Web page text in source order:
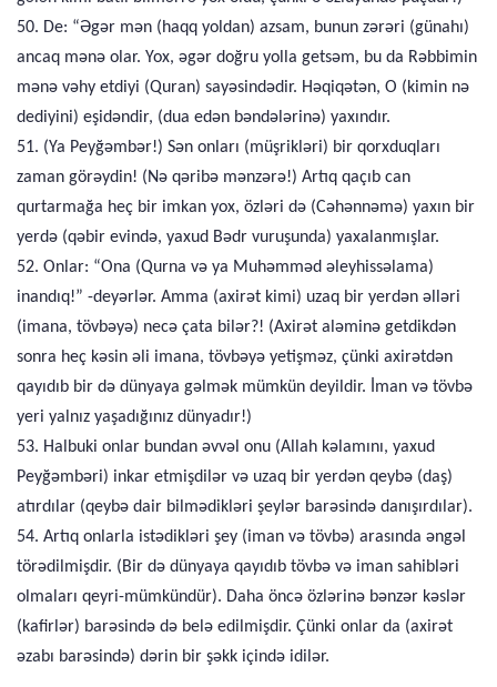
50. De: “Əgər mən (haqq yoldan) azsam, bunun zərəri (günahı)
ancaq mənə olar. Yox, əgər doğru yolla getsəm, bu da Rəbbimin
mənə vəhy etdiyi (Quran) sayəsindədir. Həqiqətən, O (kimin nə
dediyini) eşidəndir, (dua edən bəndələrinə) yaxındır.
51. (Ya Peyğəmbər!) Sən onları (müşrikləri) bir qorxduqları
zaman görəydin! (Nə qəribə mənzərə!) Artıq qaçıb can
qurtarmağa heç bir imkan yox, özləri də (Cəhənnəmə) yaxın bir
yerdə (qəbir evində, yaxud Bədr vuruşunda) yaxalanmışlar.
52. Onlar: “Ona (Qurna və ya Muhəmməd əleyhissəlama)
inandıq!” -deyərlər. Amma (axirət kimi) uzaq bir yerdən əlləri
(imana, tövbəyə) necə çata bilər?! (Axirət aləminə getdikdən
sonra heç kəsin əli imana, tövbəyə yetişməz, çünki axirətdən
qayıdıb bir də dünyaya gəlmək mümkün deyildir. İman və tövbə
yeri yalnız yaşadığınız dünyadır!)
53. Halbuki onlar bundan əvvəl onu (Allah kəlamını, yaxud
Peyğəmbəri) inkar etmişdilər və uzaq bir yerdən qeybə (daş)
atırdılar (qeybə dair bilmədikləri şeylər barəsində danışırdılar).
54. Artıq onlarla istədikləri şey (iman və tövbə) arasında əngəl
törədilmişdir. (Bir də dünyaya qayıdıb tövbə və iman sahibləri
olmaları qeyri-mümkündür). Daha öncə özlərinə bənzər kəslər
(kafirlər) barəsində də belə edilmişdir. Çünki onlar da (axirət
əzabı barəsində) dərin bir şəkk içində idilər.